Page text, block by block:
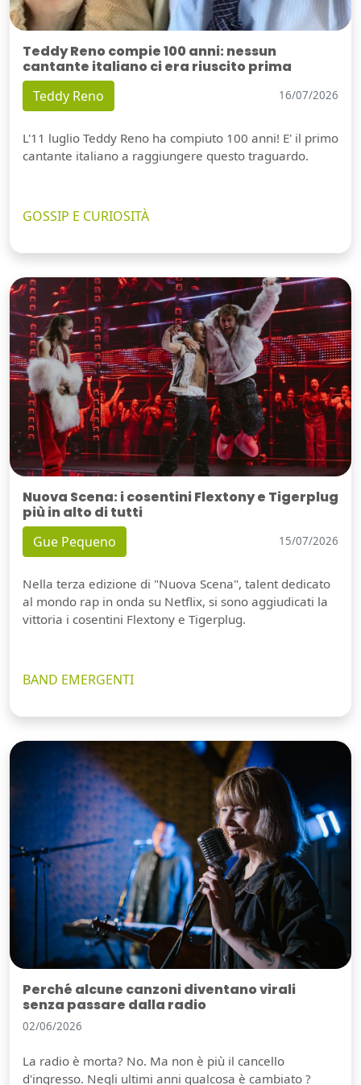
Teddy Reno compie 100 anni: nessun
cantante italiano ci era riuscito prima
Teddy Reno 16/07/2026
L'11 luglio Teddy Reno ha compiuto 100 anni! E' il primo
cantante italiano a raggiungere questo traguardo.
GOSSIP E CURIOSITÀ
Nuova Scena: i cosentini Flextony e Tigerplug
più in alto di tutti
Gue Pequeno 15/07/2026
Nella terza edizione di "Nuova Scena", talent dedicato
al mondo rap in onda su Netflix, si sono aggiudicati la
vittoria i cosentini Flextony e Tigerplug.
BAND EMERGENTI
Perché alcune canzoni diventano virali
senza passare dalla radio
02/06/2026
La radio è morta? No. Ma non è più il cancello
d'ingresso. Negli ultimi anni qualcosa è cambiato ?